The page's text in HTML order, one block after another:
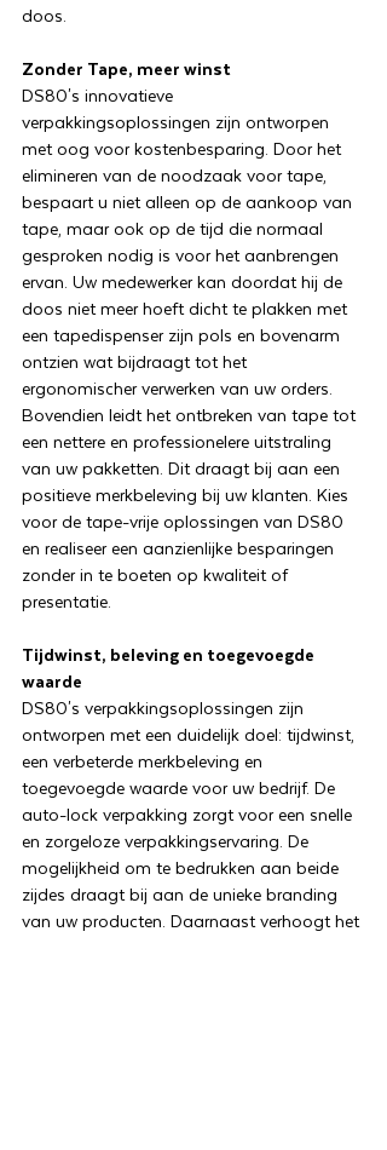
doos.
Zonder Tape, meer winst
DS80's innovatieve
verpakkingsoplossingen zijn ontworpen
met oog voor kostenbesparing. Door het
elimineren van de noodzaak voor tape,
bespaart u niet alleen op de aankoop van
tape, maar ook op de tijd die normaal
gesproken nodig is voor het aanbrengen
ervan. Uw medewerker kan doordat hij de
doos niet meer hoeft dicht te plakken met
een tapedispenser zijn pols en bovenarm
ontzien wat bijdraagt tot het
ergonomischer verwerken van uw orders.
Bovendien leidt het ontbreken van tape tot
een nettere en professionelere uitstraling
van uw pakketten. Dit draagt bij aan een
positieve merkbeleving bij uw klanten. Kies
voor de tape-vrije oplossingen van DS80
en realiseer een aanzienlijke besparingen
zonder in te boeten op kwaliteit of
presentatie.
Tijdwinst, beleving en toegevoegde
waarde
DS80's verpakkingsoplossingen zijn
ontworpen met een duidelijk doel: tijdwinst,
een verbeterde merkbeleving en
toegevoegde waarde voor uw bedrijf. De
auto-lock verpakking zorgt voor een snelle
en zorgeloze verpakkingservaring. De
mogelijkheid om te bedrukken aan beide
zijdes draagt bij aan de unieke branding
van uw producten. Daarnaast verhoogt het